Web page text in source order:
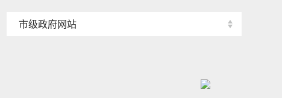
市级政府网站